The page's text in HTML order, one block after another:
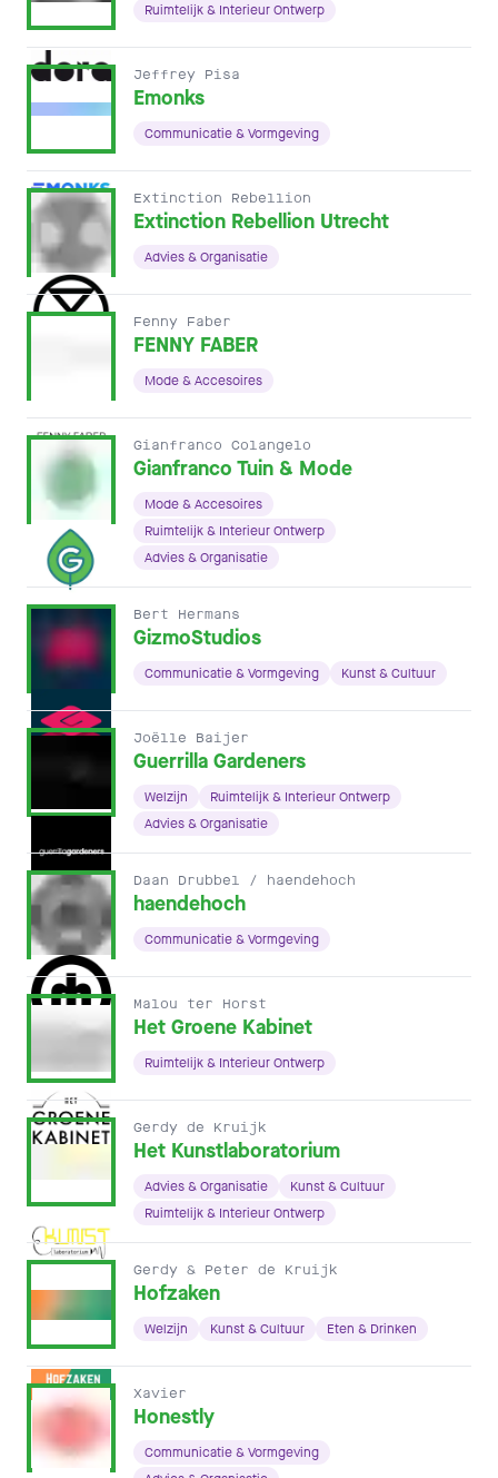
Ruimtelijk & Interieur Ontwerp
Jeffrey Pisa
Emonks
Communicatie & Vormgeving
Extinction Rebellion
Extinction Rebellion Utrecht
Advies & Organisatie
Fenny Faber
FENNY FABER
Mode & Accesoires
Gianfranco Colangelo
Gianfranco Tuin & Mode
Mode & Accesoires
Ruimtelijk & Interieur Ontwerp
Advies & Organisatie
Bert Hermans
GizmoStudios
Communicatie & Vormgeving Kunst & Cultuur
Joëlle Baijer
Guerrilla Gardeners
Welzijn
Ruimtelijk & Interieur Ontwerp
Advies & Organisatie
Daan Drubbel / haendehoch
haendehoch
Communicatie & Vormgeving
Malou ter Horst
Het Groene Kabinet
Ruimtelijk & Interieur Ontwerp
Gerdy de Kruijk
Het Kunstlaboratorium
Advies & Organisatie
Kunst & Cultuur
Ruimtelijk & Interieur Ontwerp
Gerdy & Peter de Kruijk
Hofzaken
Welzijn Kunst & Cultuur Eten & Drinken
Xavier
Honestly
Communicatie & Vormgeving